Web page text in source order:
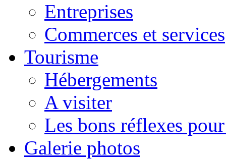
Entreprises
Commerces et services
Tourisme
Hébergements
A visiter
Les bons réflexes
Galerie photos